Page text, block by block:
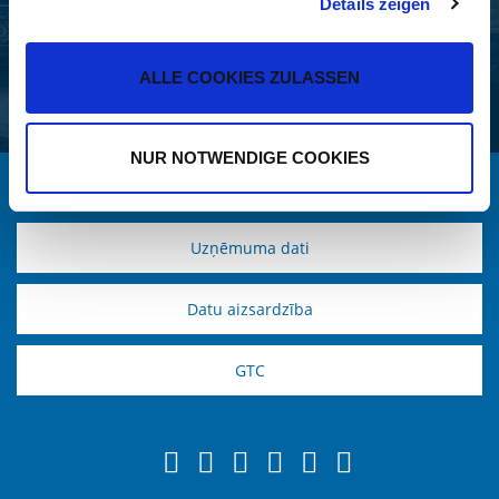
ALLE COOKIES ZULASSEN
NUR NOTWENDIGE COOKIES
+49 5951 209 98-268
info.nfz@krone.de
Uzņēmuma dati
Datu aizsardzība
GTC